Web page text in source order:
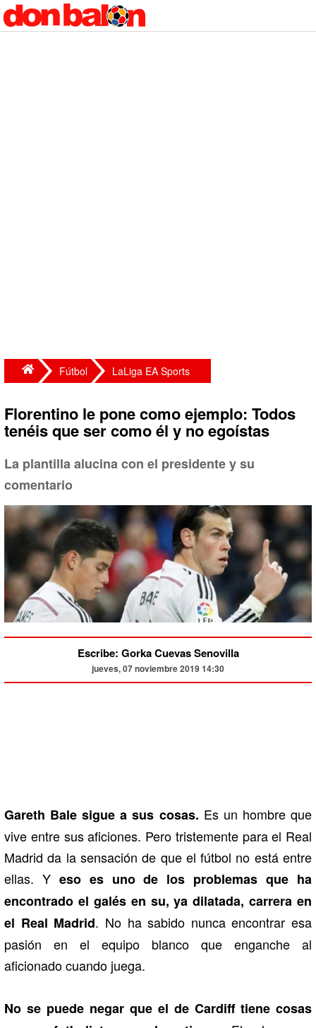
Fútbol LaLiga EA Sports
Florentino le pone como ejemplo: Todos
tenéis que ser como él y no egoístas
La plantilla alucina con el presidente y su
comentario
Escribe: Gorka Cuevas Senovilla
jueves, 07 noviembre 2019 14:30
Gareth Bale sigue a sus cosas. Es un hombre que
vive entre sus aficiones. Pero tristemente para el Real
Madrid da la sensación de que el fútbol no está entre
ellas. Y eso es uno de los problemas que ha
encontrado el galés en su, ya dilatada, carrera en
el Real Madrid. No ha sabido nunca encontrar esa
pasión en el equipo blanco que enganche al
aficionado cuando juega.
No se puede negar que el de Cardiff tiene cosas